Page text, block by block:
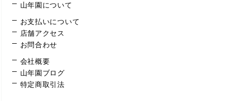
山年園について
お支払いについて
店舗アクセス
お問合わせ
会社概要
山年園ブログ
特定商取引法